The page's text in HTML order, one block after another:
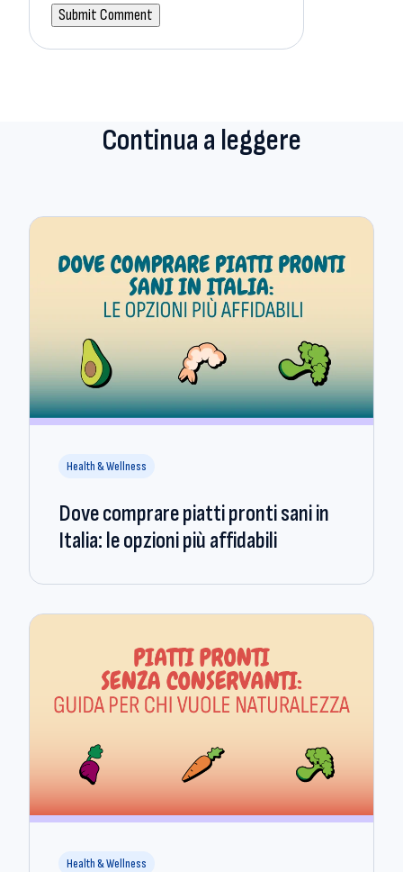
Continua a leggere
Health & Wellness
Dove comprare piatti pronti sani in
Italia: le opzioni più affidabili
Health & Wellness